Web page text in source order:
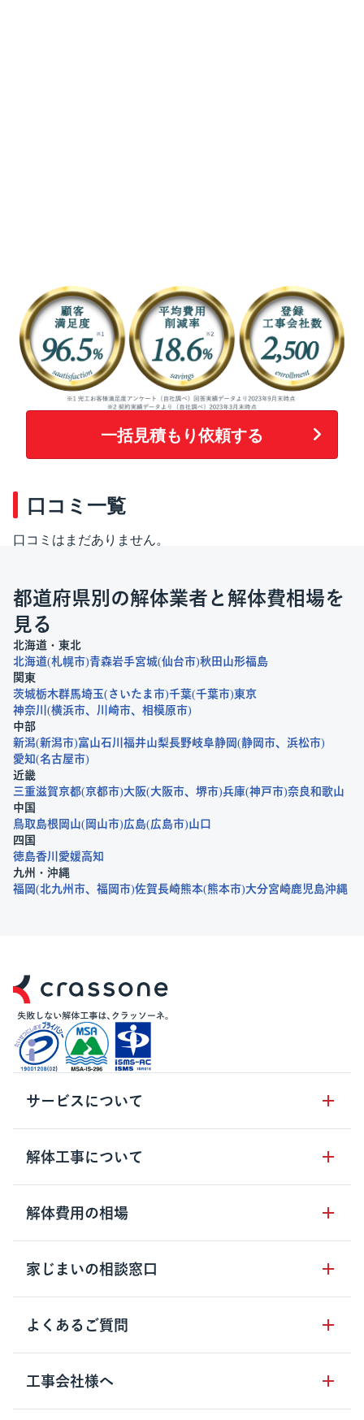
一括見積もり依頼する
口コミ一覧
口コミはまだありません。
都道府県別の解体業者と解体費相場を
見る
北海道・東北
北海道 札幌市 青森岩手宮城 仙台市 秋田 山形福島
関東
茨城栃木群馬埼玉 さいたま市 千葉 千葉市 東京
神奈川
横浜市 川崎市
相模原市
中部
新潟 新潟市 富山石川 福井山梨長野岐阜静岡 静岡市
浜松市
愛知 名古屋市
近畿
三重滋賀京都 京都市 大阪 大阪市 堺市 兵庫 神戸市 奈良和歌山
中国
鳥取 島根 岡山 岡山市 広島 広島市 山口
四国
徳島香川 愛媛高知
九州・沖縄
福岡 北九州市 福岡市 佐賀長崎熊本 熊本市 大分宮崎鹿児島沖縄
サービスについて
サービスの流れ
サービスのメリット
クラッソーネの自治体連携
お客さまの声
空き家の処分を検討のお客様へ
解体工事について
解体工事の基礎知識
解体工事に関わる法律
用語集
解体費用の相場
木造住宅の相場
鉄骨造住宅の相場
RC造住宅の相場
家じまいの相談窓口
家じまいの相談窓口
よくあるご質問
クラッソーネの利用方法
工事の進め方
工事会社様へ